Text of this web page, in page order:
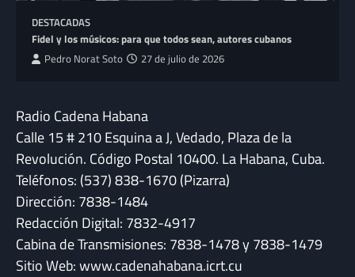
DESTACADAS
Fidel y los músicos: para que todos sean, autores cubanos
Pedro Norat Soto 27 de julio de 2026
Radio Cadena Habana
Calle 15 # 210 Esquina a J, Vedado, Plaza de la
Revolución. Código Postal 10400. La Habana, Cuba.
Teléfonos: (537) 838-1670 (Pizarra)
Dirección: 7838-1484
Redacción Digital: 7832-4917
Cabina de Transmisiones: 7838-1478 y 7838-1479
Sitio Web: www.cadenahabana.icrt.cu